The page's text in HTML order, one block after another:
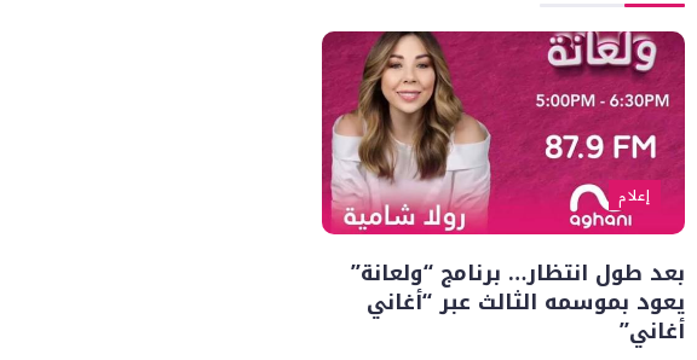
إعلام
بعد طول انتظار… برنامج “ولعانة”
يعود بموسمه الثالث عبر “أغاني
أغاني”